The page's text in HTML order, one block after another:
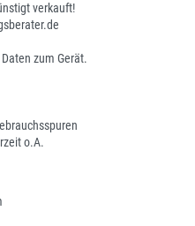
verkauft!
zum Gerät.
o.A.